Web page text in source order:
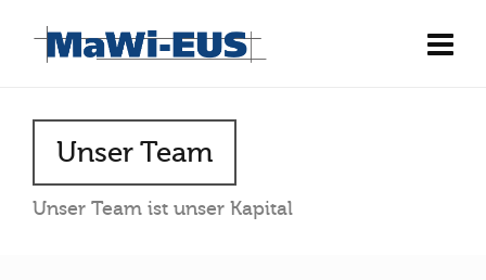
Unser Team
Unser Team ist unser Kapital